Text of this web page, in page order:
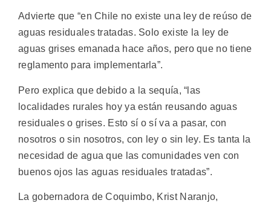
Advierte que “en Chile no existe una ley de reúso de
aguas residuales tratadas. Solo existe la ley de
aguas grises emanada hace años, pero que no tiene
reglamento para implementarla”.
Pero explica que debido a la sequía, “las
localidades rurales hoy ya están reusando aguas
residuales o grises. Esto sí o sí va a pasar, con
nosotros o sin nosotros, con ley o sin ley. Es tanta la
necesidad de agua que las comunidades ven con
buenos ojos las aguas residuales tratadas”.
La gobernadora de Coquimbo, Krist Naranjo,